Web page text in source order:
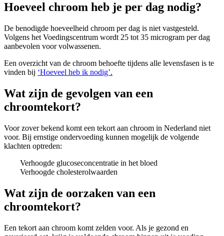
Hoeveel chroom heb je per dag nodig?
De benodigde hoeveelheid chroom per dag is niet vastgesteld.
Volgens het Voedingscentrum wordt 25 tot 35 microgram per dag
aanbevolen voor volwassenen.
Een overzicht van de chroom behoefte tijdens alle levensfasen is te
vinden bij ‘Hoeveel heb ik nodig’.
Wat zijn de gevolgen van een
chroomtekort?
Voor zover bekend komt een tekort aan chroom in Nederland niet
voor. Bij ernstige ondervoeding kunnen mogelijk de volgende
klachten optreden:
Verhoogde glucoseconcentratie in het bloed
Verhoogde cholesterolwaarden
Wat zijn de oorzaken van een
chroomtekort?
Een tekort aan chroom komt zelden voor. Als je gezond en